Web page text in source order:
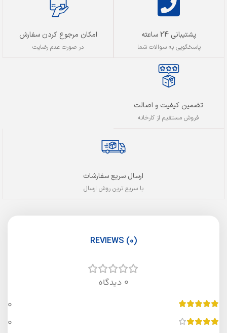
پشتیبانی 24 ساعته
پاسخگویی به سوالات شما
امکان مرجوع کردن سفارش
در صورت عدم رضایت
تضمین کیفیت و اصالت
فروش مستقیم از کارخانه
ارسال سریع سفارشات
با سریع ترین روش ارسال
REVIEWS (0)
0 دیدگاه
0
0